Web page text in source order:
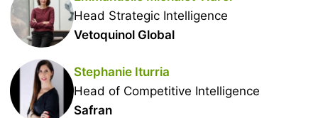
Head Strategic Intelligence
Vetoquinol Global
Stephanie Iturria
Head of Competitive Intelligence
Safran